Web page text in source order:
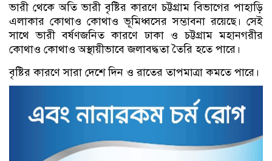
ভারী থেকে অতি ভারী বৃষ্টির কারণে চট্টগ্রাম বিভাগের পাহাড়ি
এলাকার কোথাও কোথাও ভূমিধ্বসের সম্ভাবনা রয়েছে। সেই
সাথে ভারী বর্ষণজনিত কারণে ঢাকা ও চট্টগ্রাম মহানগরীর
কোথাও কোথাও অস্থায়ীভাবে জলাবদ্ধতা তৈরি হতে পারে।
বৃষ্টির কারণে সারা দেশে দিন ও রাতের তাপমাত্রা কমতে পারে।